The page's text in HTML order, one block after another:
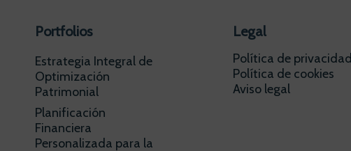
Portfolios
Estrategia Integral de
Optimización
Patrimonial
Planificación
Financiera
Personalizada para la
Legal
Política de privacidad
Política de cookies
Aviso legal